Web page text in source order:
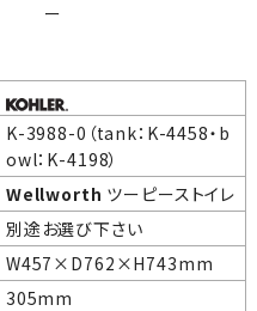
ー
K-3988-0（tank：K-4458・b
owl：K-4198）
Wellworth ツーピーストイレ
別途お選び下さい
W457×D762×H743mm
305mm